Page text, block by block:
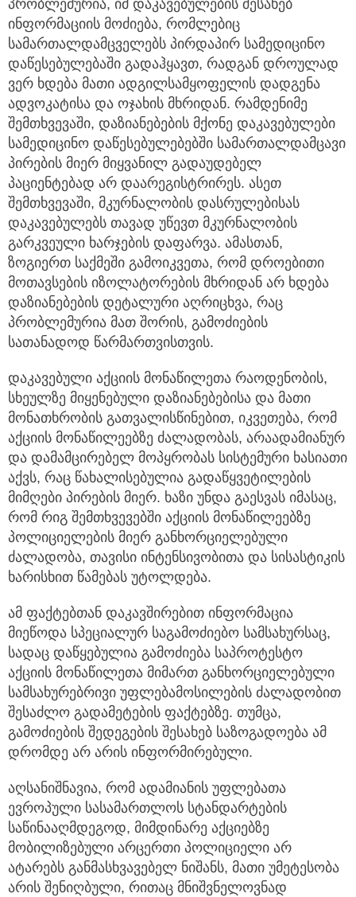
პრობლემურია, იმ დაკავებულების შესახებ
ინფორმაციის მოძიება, რომლებიც
სამართალდამცველებს პირდაპირ სამედიცინო
დაწესებულებაში გადაჰყავთ, რადგან დროულად
ვერ ხდება მათი ადგილსამყოფელის დადგენა
ადვოკატისა და ოჯახის მხრიდან. რამდენიმე
შემთხვევაში, დაზიანებების მქონე დაკავებულები
სამედიცინო დაწესებულებებში სამართალდამცავი
პირების მიერ მიყვანილ გადაუდებელ
პაციენტებად არ დაარეგისტრირეს. ასეთ
შემთხვევაში, მკურნალობის დასრულებისას
დაკავებულებს თავად უწევთ მკურნალობის
გარკვეული ხარჯების დაფარვა. ამასთან,
ზოგიერთ საქმეში გამოიკვეთა, რომ დროებითი
მოთავსების იზოლატორების მხრიდან არ ხდება
დაზიანებების დეტალური აღრიცხვა, რაც
პრობლემურია მათ შორის, გამოძიების
სათანადოდ წარმართვისთვის.
დაკავებული აქციის მონაწილეთა რაოდენობის,
სხეულზე მიყენებული დაზიანებებისა და მათი
მონათხრობის გათვალისწინებით, იკვეთება, რომ
აქციის მონაწილეებზე ძალადობას, არაადამიანურ
და დამამცირებელ მოპყრობას სისტემური ხასიათი
აქვს, რაც წახალისებულია გადაწყვეტილების
მიმღები პირების მიერ. ხაზი უნდა გაესვას იმასაც,
რომ რიგ შემთხვევებში აქციის მონაწილეებზე
პოლიციელების მიერ განხორციელებული
ძალადობა, თავისი ინტენსივობითა და სისასტიკის
ხარისხით წამებას უტოლდება.
ამ ფაქტებთან დაკავშირებით ინფორმაცია
მიეწოდა სპეციალურ საგამოძიებო სამსახურსაც,
სადაც დაწყებულია გამოძიება საპროტესტო
აქციის მონაწილეთა მიმართ განხორციელებული
სამსახურებრივი უფლებამოსილების ძალადობით
შესაძლო გადამეტების ფაქტებზე. თუმცა,
გამოძიების შედეგების შესახებ საზოგადოება ამ
დრომდე არ არის ინფორმირებული.
აღსანიშნავია, რომ ადამიანის უფლებათა
ევროპული სასამართლოს სტანდარტების
საწინააღმდეგოდ, მიმდინარე აქციებზე
მობილიზებული არცერთი პოლიციელი არ
ატარებს განმასხვავებელ ნიშანს, მათი უმეტესობა
არის შენიღბული, რითაც მნიშვნელოვნად